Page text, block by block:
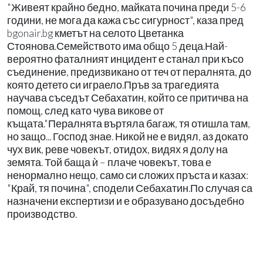
"Живеят крайно бедно, майката почина преди 5-6
години, не мога да кажа със сигурност", каза пред
bgonair.bg кметът на селото Цветанка
Стоянова.Семейството има общо 5 деца.Най-
вероятно фаталният инцидент е станал при късо
съединение, предизвикано от теч от пералнята, до
която детето си играело.Пръв за трагедията
научава съседът Себахатин, който се притичва на
помощ, след като чува викове от
къщата."Пералнята въртяла багаж, тя отишла там,
но защо... Господ знае. Никой не е видял, аз докато
чух вик, реве човекът, отидох, видях я долу на
земята. Той баща ѝ – плаче човекът, това е
ненормално нещо, само си сложих пръста и казах:
"Край, тя почина", сподели Себахатин.По случая са
назначени експертизи и е образувано досъдебно
производство.